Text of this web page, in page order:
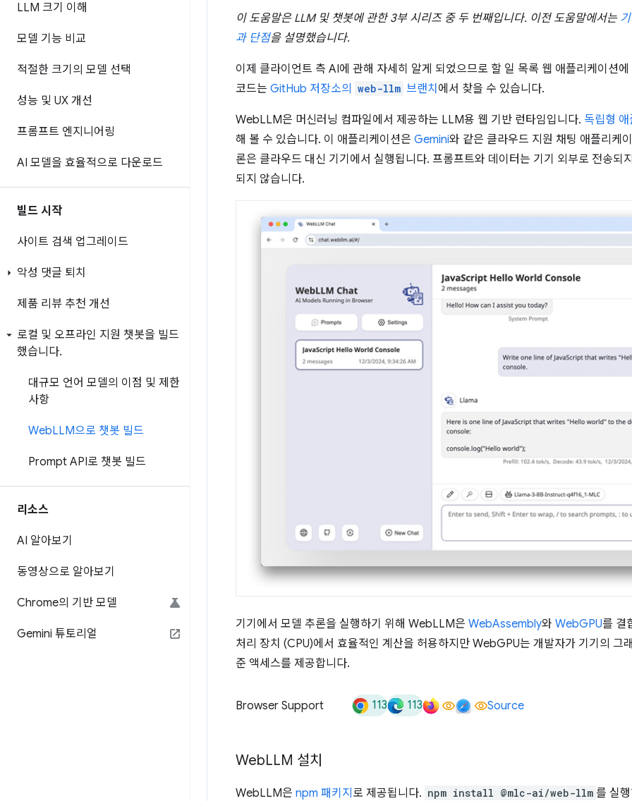
LLM 크기 이해
모델 기능 비교
적절한 크기의 모델 선택
성능 및 UX 개선
프롬프트 엔지니어링
AI 모델을 효율적으로 다운로드
빌드 시작
사이트 검색 업그레이드
악성 댓글 퇴치
제품 리뷰 추천 개선
로컬 및 오프라인 지원 챗봇을 빌드
했습니다.
대규모 언어 모델의 이점 및 제한
사항
WebLLM으로 챗봇 빌드
Prompt API로 챗봇 빌드
리소스
AI 알아보기
동영상으로 알아보기
Chrome의 기반 모델
Gemini 튜토리얼
이 도움말은 LLM 및 챗봇에 관한 3부 시리즈 중 두 번째입니다. 이전 도움말에서는
과 단점을 설명했습니다.
이제 클라이언트 측 AI에 관해 자세히 알게 되었으므로 할 일 목록 웹 애플리케이션
코드는 GitHub 저장소의 web-llm 브랜치 에서 찾을 수 있습니다.
WebLLM은 머신러닝 컴파일에서 제공하는 LLM용 웹 기반 런타임입니다. 독립형
해 볼 수 있습니다. 이 애플리케이션은 Gemini와 같은 클라우드 지원 채팅 애플리케
론은 클라우드 대신 기기에서 실행됩니다. 프롬프트와 데이터는 기기 외부로 전송되
되지 않습니다.
기기에서 모델 추론을 실행하기 위해 WebLLM은 WebAssembly와 WebGPU를 결
처리 장치 (CPU)에서 효율적인 계산을 허용하지만 WebGPU는 개발자가 기기의 그
준 액세스를 제공합니다.
Browser Support 113 113 Source
WebLLM 설치
WebLLM은 npm 패키지 로 제공됩니다. npm install @mlc-ai/web-llm 를 실